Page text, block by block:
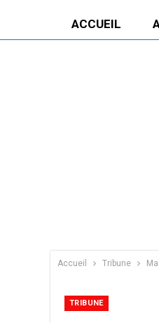
ACCUEIL
Accueil Tribune
TRIBUNE